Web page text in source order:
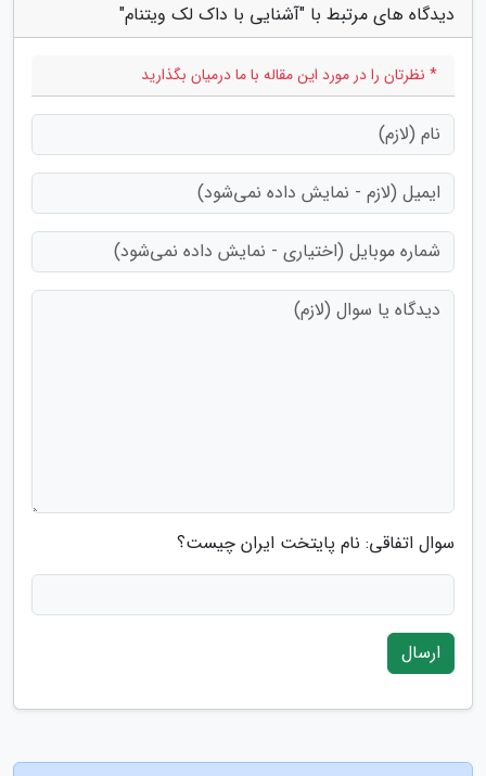
دیدگاه های مرتبط با "آشنایی با داک لک ویتنام"
* نظرتان را در مورد این مقاله با ما درمیان بگذارید
سوال اتفاقی: نام پایتخت ایران چیست؟
ارسال